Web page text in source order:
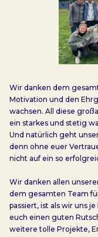
Wir danken dem
Motivation und den
wachsen. All diese
ein starkes und stetig
Und natürlich geht
denn ohne euer
nicht auf ein so
Wir danken allen
dem gesamten Team
passiert, ist als wir uns
euch einen guten
weitere tolle Projekte,